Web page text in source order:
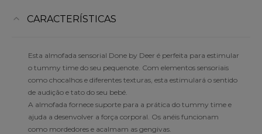
CARACTERÍSTICAS
Esta almofada sensorial Done by Deer é perfeita para estimular
o tummy time do seu pequenote. Com elementos sensoriais
como chocalhos e diferentes texturas, esta estimulará o sentido
de audição e tato do seu bebé.
A almofada fornece suporte para a prática do tummy time e
ajuda a desenvolver a força corporal. Os anéis funcionam
como mordedores e acalmam as gengivas.